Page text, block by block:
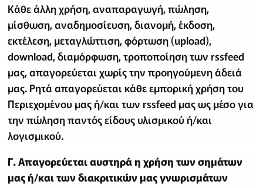
Κάθε άλλη χρήση, αναπαραγωγή, πώληση,
μίσθωση, αναδημοσίευση, διανομή, έκδοση,
εκτέλεση, μεταγλώττιση, φόρτωση (upload),
download, διαμόρφωση, τροποποίηση των rssfeed
μας, απαγορεύεται χωρίς την προηγούμενη άδειά
μας. Ρητά απαγορεύεται κάθε εμπορική χρήση του
Περιεχομένου μας ή/και των rssfeed μας ως μέσο για
την πώληση παντός είδους υλισμικού ή/και
λογισμικού.
Γ. Απαγορεύεται αυστηρά η χρήση των σημάτων
μας ή/και των διακριτικών μας γνωρισμάτων